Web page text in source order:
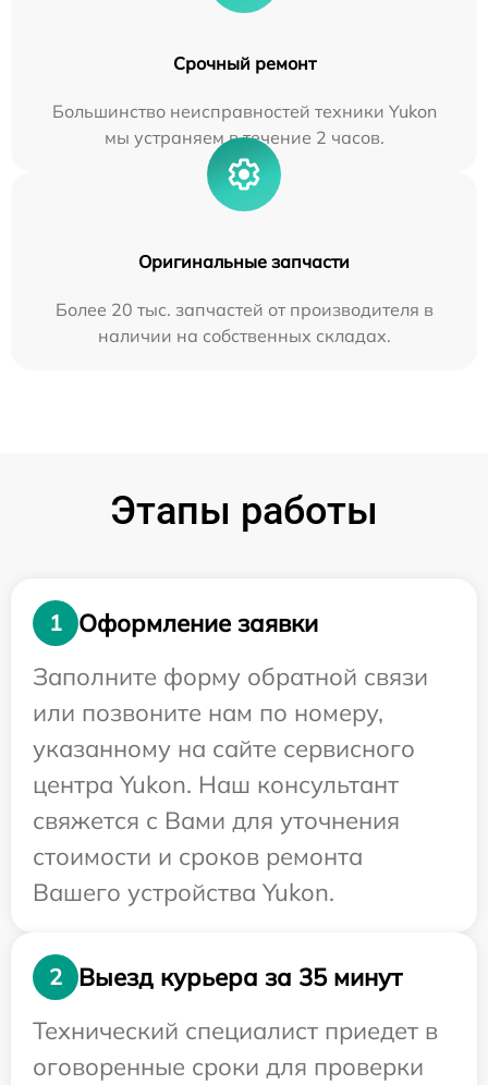
Срочный ремонт
Большинство неисправностей техники Yukon
мы устраняем в течение 2 часов.
Оригинальные запчасти
Более 20 тыс. запчастей от производителя в
наличии на собственных складах.
Этапы работы
1
Оформление заявки
Заполните форму обратной связи
или позвоните нам по номеру,
указанному на сайте сервисного
центра Yukon. Наш консультант
свяжется с Вами для уточнения
стоимости и сроков ремонта
Вашего устройства Yukon.
2
Выезд курьера за 35 минут
Технический специалист приедет в
оговоренные сроки для проверки